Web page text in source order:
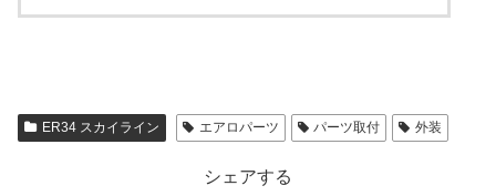
ER34 スカイライン エアロパーツ パーツ取付 外装
シェアする